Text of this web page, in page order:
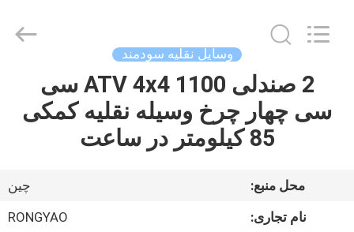
محصولات
درباره
Vehicle
Co.,Ltd.
وسایل نقلیه سودمند
2 صندلی ATV 4x4 1100 سی
سی چهار چرخ وسیله نقلیه کمکی
85 کیلومتر در ساعت
محل منبع:
چین
نام تجاری:
RONGYAO